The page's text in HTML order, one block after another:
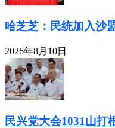
哈芝芝：民统加入沙
2026年8月10日
民兴党大会1031山打